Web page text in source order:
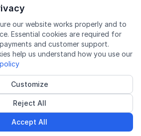
our website works properly and to
Essential cookies are required for
and customer support.
help us understand how you use our
Customize
Reject All
Accept All
InstagramYoutubeLinkedIn
Cookie settings
Акредитований постачальник курсів